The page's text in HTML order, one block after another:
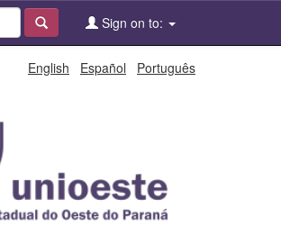
Sign on to:
English Español Português